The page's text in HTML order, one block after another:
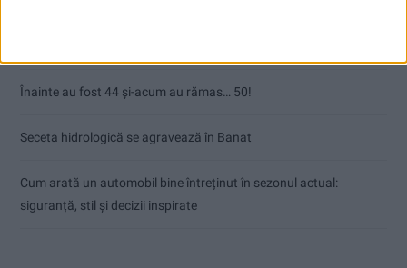
Înainte au fost 44 și-acum au rămas… 50!
Seceta hidrologică se agravează în Banat
Cum arată un automobil bine întreținut în sezonul actual:
siguranță, stil și decizii inspirate